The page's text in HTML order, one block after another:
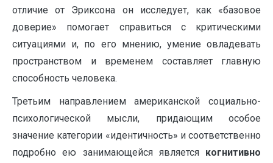
отличие от Эриксона он исследует, как «базовое
доверие» помогает справиться с критическими
ситуациями и, по его мнению, умение овладевать
пространством и временем составляет главную
способность человека.
Третьим направлением американской социально-
психологической мысли, придающим особое
значение категории «идентичность» и соответственно
подробно ею занимающейся является когнитивно